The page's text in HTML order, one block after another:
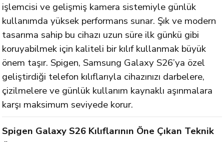
işlemcisi ve gelişmiş kamera sistemiyle günlük
kullanımda yüksek performans sunar. Şık ve modern
tasarıma sahip bu cihazı uzun süre ilk günkü gibi
koruyabilmek için kaliteli bir kılıf kullanmak büyük
önem taşır. Spigen, Samsung Galaxy S26’ya özel
geliştirdiği telefon kılıflarıyla cihazınızı darbelere,
çizilmelere ve günlük kullanım kaynaklı aşınmalara
karşı maksimum seviyede korur.
Spigen Galaxy S26 Kılıflarının Öne Çıkan Teknik